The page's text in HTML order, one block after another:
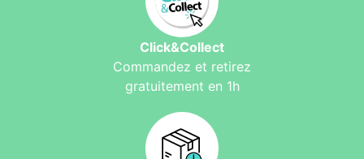
Click&Collect
Commandez et retirez
gratuitement en 1h